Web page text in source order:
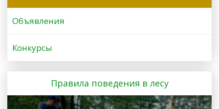
Объявления
Конкурсы
Правила поведения в лесу